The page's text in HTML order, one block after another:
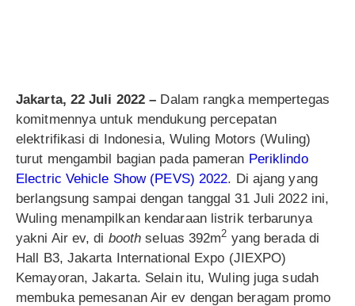
Jakarta, 22 Juli 2022 – Dalam rangka mempertegas
komitmennya untuk mendukung percepatan
elektrifikasi di Indonesia, Wuling Motors (Wuling)
turut mengambil bagian pada pameran Periklindo
Electric Vehicle Show (PEVS) 2022. Di ajang yang
berlangsung sampai dengan tanggal 31 Juli 2022 ini,
Wuling menampilkan kendaraan listrik terbarunya
yakni Air ev, di booth seluas 392m2 yang berada di
Hall B3, Jakarta International Expo (JIEXPO)
Kemayoran, Jakarta. Selain itu, Wuling juga sudah
membuka pemesanan Air ev dengan beragam promo